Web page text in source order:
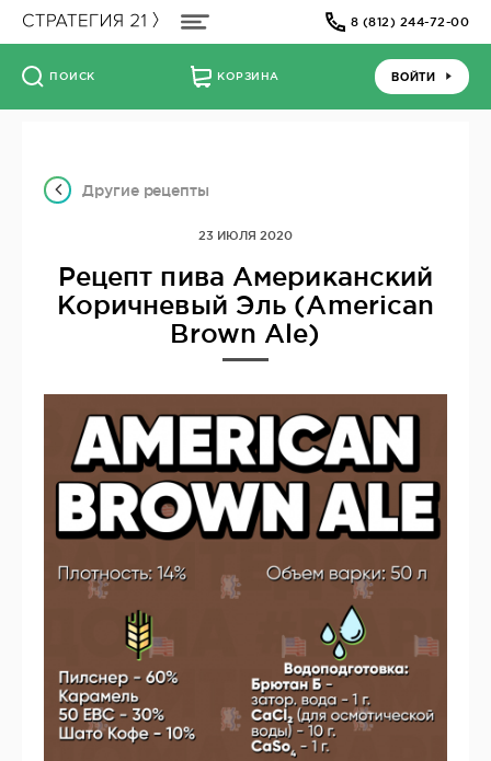
8 (812) 244-72-00
ПОИСК КОРЗИНА ВОЙТИ
Другие рецепты
23 ИЮЛЯ 2020
Рецепт пива Американский
Коричневый Эль (American
Brown Ale)